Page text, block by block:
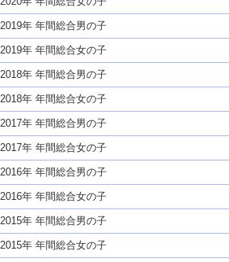
2019年 年間総合男の子
2019年 年間総合女の子
2018年 年間総合男の子
2018年 年間総合女の子
2017年 年間総合男の子
2017年 年間総合女の子
2016年 年間総合男の子
2016年 年間総合女の子
2015年 年間総合男の子
2015年 年間総合女の子